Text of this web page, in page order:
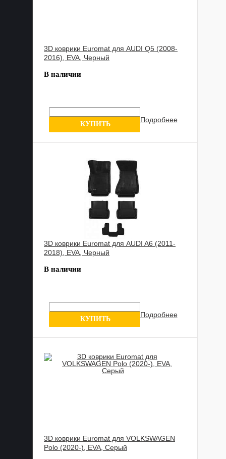
3D коврики Euromat для AUDI Q5 (2008-
2016), EVA, Черный
В наличии
КУПИТЬ
Подробнее
3D коврики Euromat для AUDI A6 (2011-
2018), EVA, Черный
В наличии
КУПИТЬ
Подробнее
3D коврики Euromat для VOLKSWAGEN
Polo (2020-), EVA, Серый